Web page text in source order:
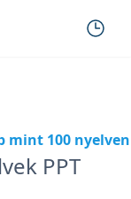
mint 100 nyelven
PPT